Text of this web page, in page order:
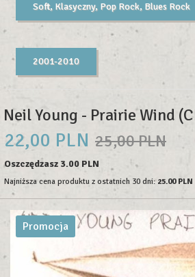
Soft, Klasyczny, Pop Rock, Blues Rock
2001-2010
Neil Young - Prairie Wind
22,00 PLN 25,00 PLN
Oszczędzasz 3.00 PLN
Najniższa cena produktu z ostatnich 30 dni: 25.00 PLN
Promocja